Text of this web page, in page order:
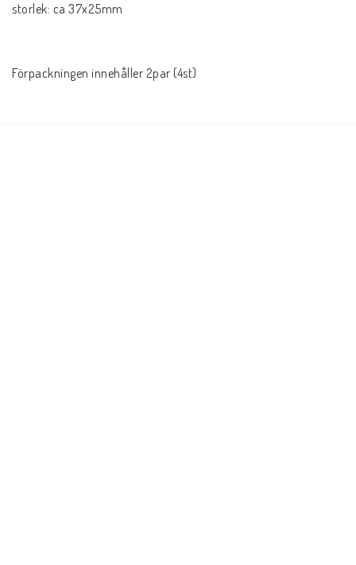
storlek: ca 37x25mm
Förpackningen innehåller 2par (4st)